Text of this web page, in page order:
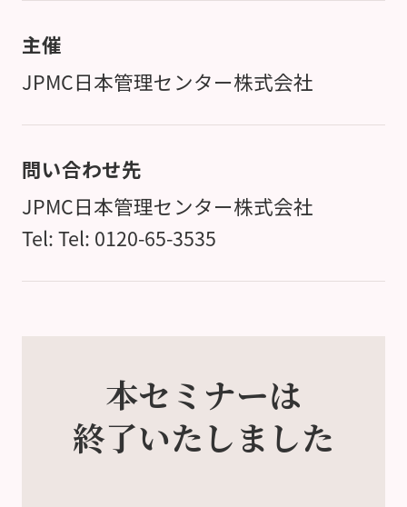
主催
JPMC日本管理センター株式会社
問い合わせ先
JPMC日本管理センター株式会社
Tel: Tel: 0120-65-3535
本セミナーは
終了いたしました